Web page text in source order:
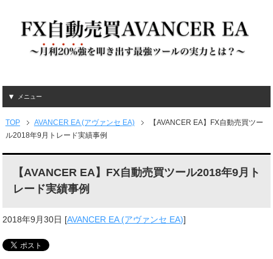
メニュー
TOP AVANCER EA (アヴァンセ EA)
【AVANCER EA】FX自動売買ツー
ル2018年9月トレード実績事例
【AVANCER EA】FX自動売買ツール2018年9月ト
レード実績事例
2018年9月30日 [AVANCER EA (アヴァンセ EA)]